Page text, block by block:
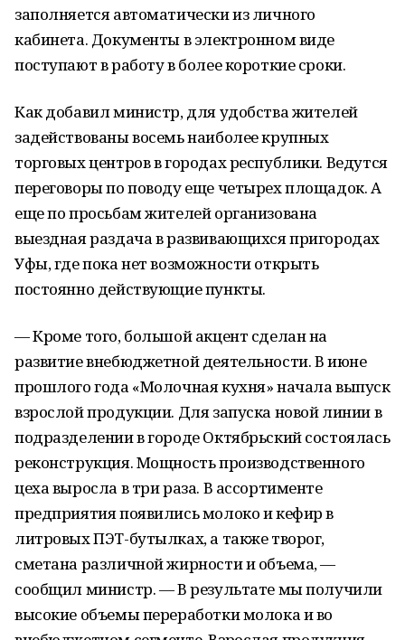
заполняется автоматически из личного
кабинета. Документы в электронном виде
поступают в работу в более короткие сроки.
Как добавил министр, для удобства жителей
задействованы восемь наиболее крупных
торговых центров в городах республики. Ведутся
переговоры по поводу еще четырех площадок. А
еще по просьбам жителей организована
выездная раздача в развивающихся пригородах
Уфы, где пока нет возможности открыть
постоянно действующие пункты.
— Кроме того, большой акцент сделан на
развитие внебюджетной деятельности. В июне
прошлого года «Молочная кухня» начала выпуск
взрослой продукции. Для запуска новой линии в
подразделении в городе Октябрьский состоялась
реконструкция. Мощность производственного
цеха выросла в три раза. В ассортименте
предприятия появились молоко и кефир в
литровых ПЭТ-бутылках, а также творог,
сметана различной жирности и объема, —
сообщил министр. — В результате мы получили
высокие объемы переработки молока и во